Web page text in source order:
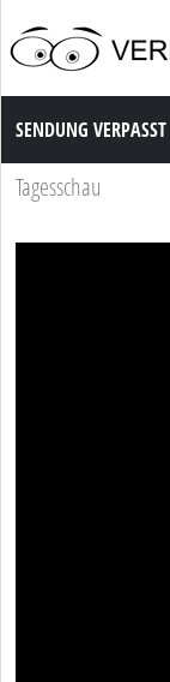
Sendung Verpasst
SENDUNG VERPASST
Tagesschau